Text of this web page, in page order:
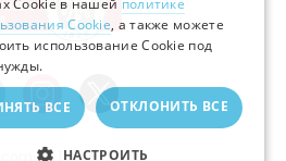
© 1999—2026
Cookie в нашей политике
Cookie, а также можете
использование Cookie под
ВСЕ ОТКЛОНИТЬ ВСЕ
НАСТРОИТЬ